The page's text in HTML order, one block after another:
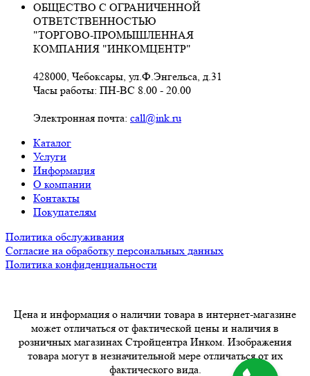
ОБЩЕСТВО С ОГРАНИЧЕННОЙ
ОТВЕТСТВЕННОСТЬЮ
"ТОРГОВО-ПРОМЫШЛЕННАЯ
КОМПАНИЯ "ИНКОМЦЕНТР"
428000, Чебоксары, ул.Ф.Энгельса, д.31
Часы работы: ПН-ВС 8.00 - 20.00
Электронная почта: call@ink.ru
Каталог
Услуги
Информация
О компании
Контакты
Покупателям
Политика обслуживания
Согласие на обработку персональных данных
Политика конфиденциальности
Цена и информация о наличии товара в интернет-магазине
может отличаться от фактической цены и наличия в
розничных магазинах Стройцентра Инком. Изображения
товара могут в незначительной мере отличаться от их
фактического вида.